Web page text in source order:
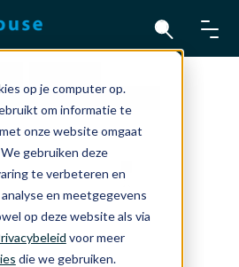
op je computer op.
om informatie te
onze website omgaat
gebruiken deze
te verbeteren en
en meetgegevens
op deze website als via
voor meer
die we gebruiken.
Kabel 1M Wit